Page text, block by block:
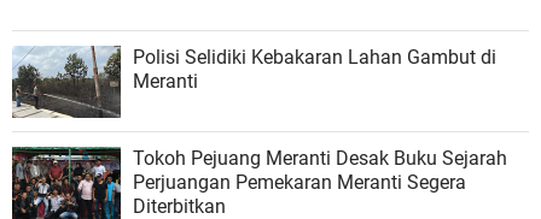
Polisi Selidiki Kebakaran Lahan Gambut di
Meranti
Tokoh Pejuang Meranti Desak Buku Sejarah
Perjuangan Pemekaran Meranti Segera
Diterbitkan